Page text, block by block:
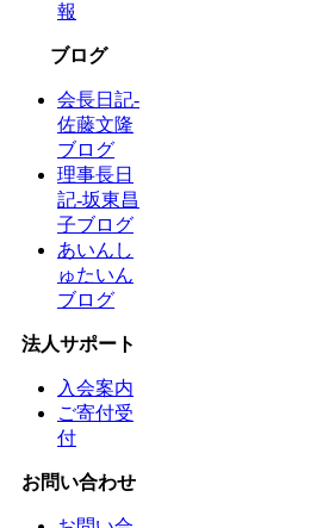
報
ブログ
会長日記-
佐藤文隆
ブログ
理事長日
記-坂東昌
子ブログ
あいんし
ゅたいん
ブログ
法人サポート
入会案内
ご寄付受
付
お問い合わせ